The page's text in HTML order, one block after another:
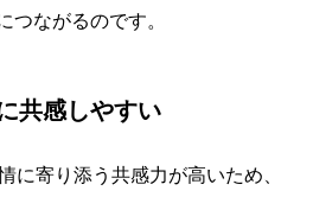
つながるのです。
共感しやすい
に寄り添う共感力が高いため、